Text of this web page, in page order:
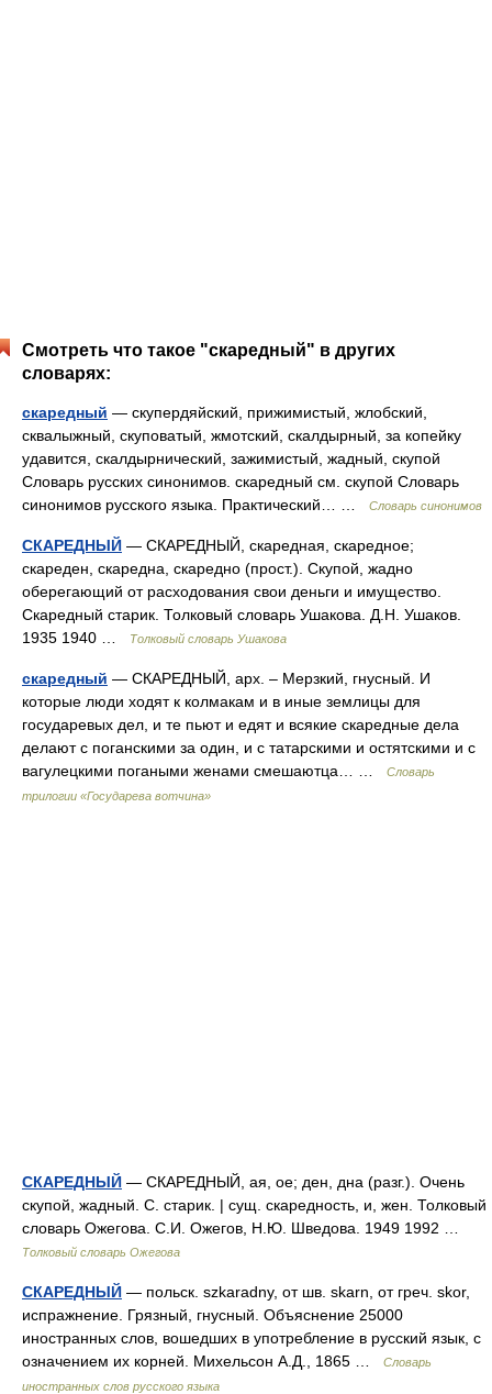
Смотреть что такое "скаредный" в других
словарях:
скаредный — скупердяйский, прижимистый, жлобский,
сквалыжный, скуповатый, жмотский, скалдырный, за копейку
удавится, скалдырнический, зажимистый, жадный, скупой
Словарь русских синонимов. скаредный см. скупой Словарь
синонимов русского языка. Практический… …
Словарь синонимов
СКАРЕДНЫЙ — СКАРЕДНЫЙ, скаредная, скаредное;
скареден, скаредна, скаредно (прост.). Скупой, жадно
оберегающий от расходования свои деньги и имущество.
Скаредный старик. Толковый словарь Ушакова. Д.Н. Ушаков.
1935 1940 …
Толковый словарь Ушакова
скаредный — СКАРЕДНЫЙ, арх. – Мерзкий, гнусный. И
которые люди ходят к колмакам и в иные землицы для
государевых дел, и те пьют и едят и всякие скаредные дела
делают с поганскими за один, и с татарскими и остятскими и с
вагулецкими погаными женами смешаютца… …
Словарь
трилогии «Государева вотчина»
СКАРЕДНЫЙ — СКАРЕДНЫЙ, ая, ое; ден, дна (разг.). Очень
скупой, жадный. С. старик. | сущ. скаредность, и, жен. Толковый
словарь Ожегова. С.И. Ожегов, Н.Ю. Шведова. 1949 1992 …
Толковый словарь Ожегова
СКАРЕДНЫЙ — польск. szkaradny, от шв. skarn, от греч. skor,
испражнение. Грязный, гнусный. Объяснение 25000
иностранных слов, вошедших в употребление в русский язык, с
означением их корней. Михельсон А.Д., 1865 …
Словарь
иностранных слов русского языка